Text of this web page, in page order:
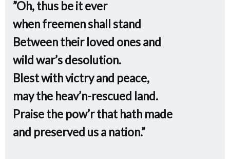
”Oh, thus be it ever
when freemen shall stand
Between their loved ones and
wild war’s desolution.
Blest with victry and peace,
may the heav’n-rescued land.
Praise the pow’r that hath made
and preserved us a nation.”